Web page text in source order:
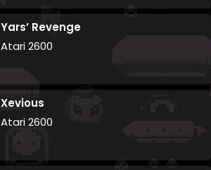
Yars’ Revenge
Atari 2600
Xevious
Atari 2600